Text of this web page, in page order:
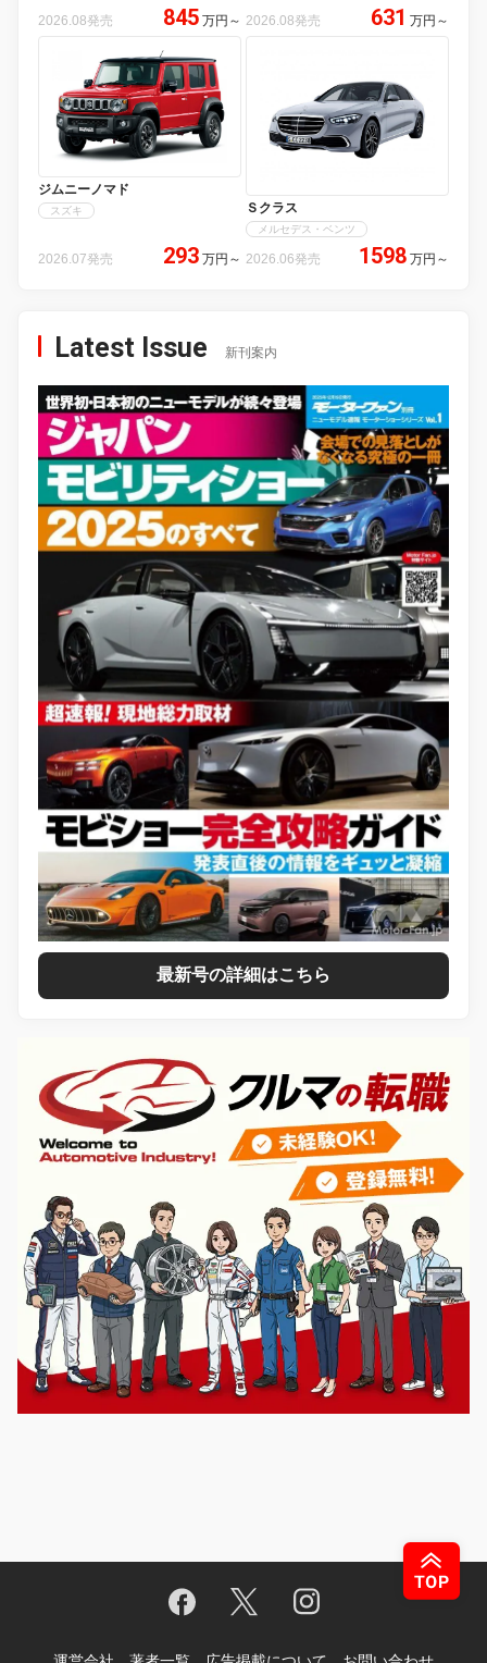
2026.08発売 845 万円 ～ 2026.08発売 631 万円 ～
ジムニーノマド
スズキ
2026.07発売 293 万円 ～
Ｓクラス
メルセデス・ベンツ
2026.06発売 1598 万円 ～
Latest Issue 新刊案内
最新号の詳細はこちら